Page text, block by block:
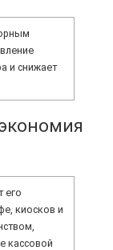
и снижает
его
киосков и
кассовой